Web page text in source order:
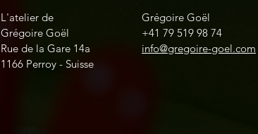
L'atelier de
Grégoire Goël
Rue de la Gare 14a
1166 Perroy - Suisse
Grégoire Goël
+41 79 519 98 74
info@gregoire-goel.com